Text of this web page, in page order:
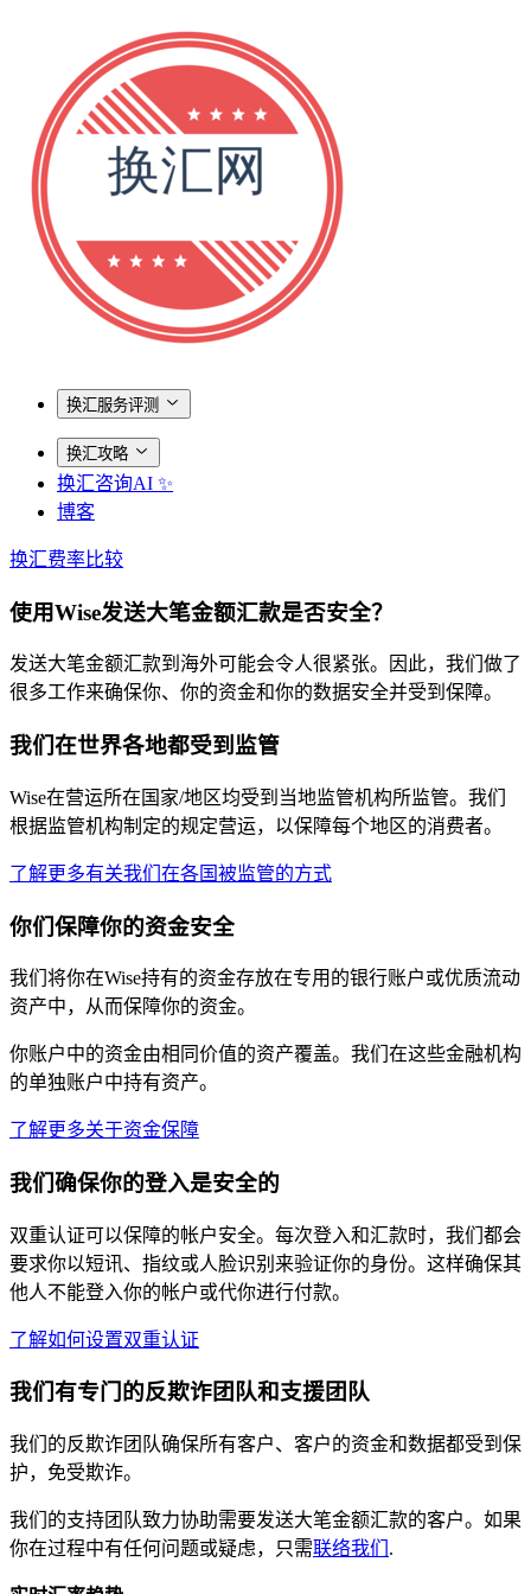
换汇服务评测
换汇攻略
换汇咨询AI ✨
博客
换汇费率比较
使用Wise发送大笔金额汇款是否安全？
发送大笔金额汇款到海外可能会令人很紧张。因此，我们做了
很多工作来确保你、你的资金和你的数据安全并受到保障。
我们在世界各地都受到监管
Wise在营运所在国家/地区均受到当地监管机构所监管。我们
根据监管机构制定的规定营运，以保障每个地区的消费者。
了解更多有关我们在各国被监管的方式
你们保障你的资金安全
我们将你在Wise持有的资金存放在专用的银行账户或优质流动
资产中，从而保障你的资金。
你账户中的资金由相同价值的资产覆盖。我们在这些金融机构
的单独账户中持有资产。
了解更多关于资金保障
我们确保你的登入是安全的
双重认证可以保障的帐户安全。每次登入和汇款时，我们都会
要求你以短讯、指纹或人脸识别来验证你的身份。这样确保其
他人不能登入你的帐户或代你进行付款。
了解如何设置双重认证
我们有专门的反欺诈团队和支援团队
我们的反欺诈团队确保所有客户、客户的资金和数据都受到保
护，免受欺诈。
我们的支持团队致力协助需要发送大笔金额汇款的客户。如果
你在过程中有任何问题或疑虑，只需联络我们 .